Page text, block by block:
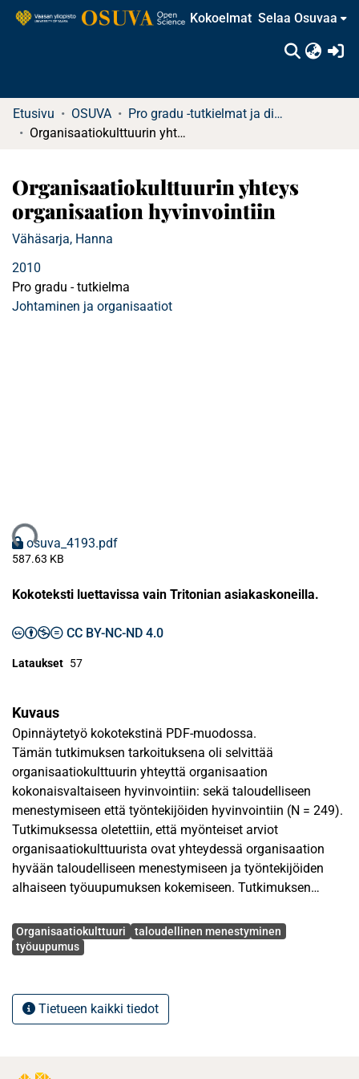
Kokoelmat Selaa Osuvaa
Etusivu OSUVA
Pro gradu -tutkielmat ja diplomityöt (rajattu saatavuus)
Organisaatiokulttuurin yhteys organisaation hyvinvointiin
Organisaatiokulttuurin yhteys
organisaation hyvinvointiin
Vähäsarja, Hanna
2010
Pro gradu - tutkielma
Johtaminen ja organisaatiot
osuva_4193.pdf
587.63 KB
Kokoteksti luettavissa vain Tritonian asiakaskoneilla.
CC BY-NC-ND 4.0
Lataukset 57
Kuvaus
Opinnäytetyö kokotekstinä PDF-muodossa.
Tämän tutkimuksen tarkoituksena oli selvittää
organisaatiokulttuurin yhteyttä organisaation
kokonaisvaltaiseen hyvinvointiin: sekä taloudelliseen
menestymiseen että työntekijöiden hyvinvointiin (N = 249).
Tutkimuksessa oletettiin, että myönteiset arviot
organisaatiokulttuurista ovat yhteydessä organisaation
hyvään taloudelliseen menestymiseen ja työntekijöiden
alhaiseen työuupumuksen kokemiseen. Tutkimuksen
organisaatiomallia.
(mm. johtaminen, innovatiivisuus, suoriutuminen,
suunnitelmallisuus, viestintä, kulttuurin humanistisuus,
Avainsanat
Organisaatiokulttuuri
taloudellinen menestyminen
työuupumus
Tietueen kaikki tiedot